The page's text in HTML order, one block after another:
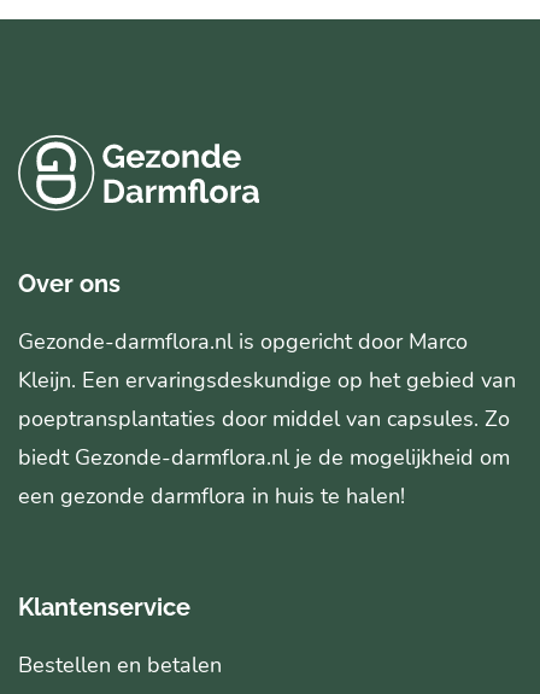
Over ons
Gezonde-darmflora.nl is opgericht door Marco
Kleijn. Een ervaringsdeskundige op het gebied van
poeptransplantaties door middel van capsules. Zo
biedt Gezonde-darmflora.nl je de mogelijkheid om
een gezonde darmflora in huis te halen!
Klantenservice
Bestellen en betalen